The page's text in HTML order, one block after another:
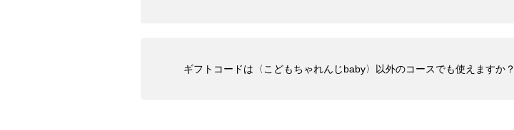
ギフトコードは〈こどもちゃれんじbaby〉以外のコースでも使えますか？